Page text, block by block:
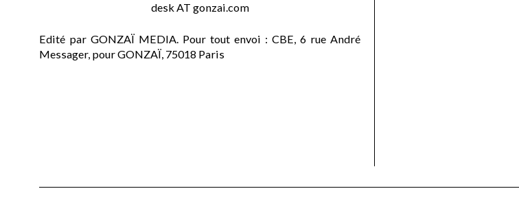
desk AT gonzai.com
Edité par GONZAÏ MEDIA. Pour tout envoi : CBE, 6 rue André
Messager, pour GONZAÏ, 75018 Paris